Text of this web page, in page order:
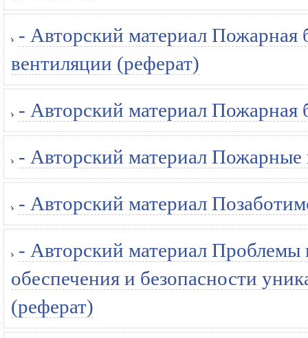
- Авторский материал Пожарная
вентиляции (реферат)
- Авторский материал Пожарная
- Авторский материал
- Авторский материал
- Авторский материал Проблемы
обеспечения и безопасности
(реферат)